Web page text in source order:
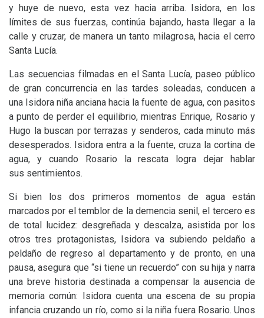
y huye de nuevo, esta vez hacia arriba. Isidora, en los
límites de sus fuerzas, continúa bajando, hasta llegar a la
calle y cruzar, de manera un tanto milagrosa, hacia el cerro
Santa Lucía.
Las secuencias filmadas en el Santa Lucía, paseo público
de gran concurrencia en las tardes soleadas, conducen a
una Isidora niña anciana hacia la fuente de agua, con pasitos
a punto de perder el equilibrio, mientras Enrique, Rosario y
Hugo la buscan por terrazas y senderos, cada minuto más
desesperados. Isidora entra a la fuente, cruza la cortina de
agua, y cuando Rosario la rescata logra dejar hablar
sus sentimientos.
Si bien los dos primeros momentos de agua están
marcados por el temblor de la demencia senil, el tercero es
de total lucidez: desgreñada y descalza, asistida por los
otros tres protagonistas, Isidora va subiendo peldaño a
peldaño de regreso al departamento y de pronto, en una
pausa, asegura que “si tiene un recuerdo” con su hija y narra
una breve historia destinada a compensar la ausencia de
memoria común: Isidora cuenta una escena de su propia
infancia cruzando un río, como si la niña fuera Rosario. Unos